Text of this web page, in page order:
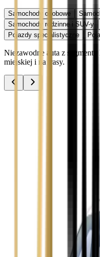
Samochody osobowe
Samochody rodzinne i SUV-y
Pojazdy specjalistyczne
Niezawodne auta z
miejskiej i na trasy.